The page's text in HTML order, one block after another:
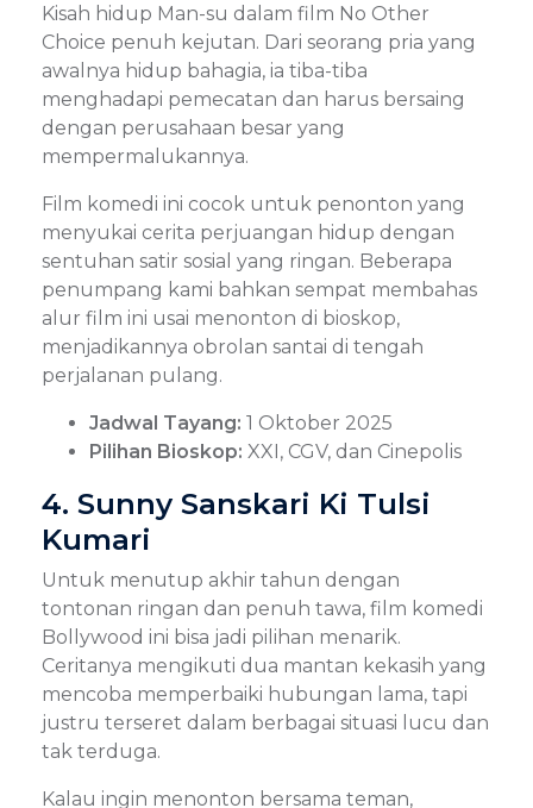
Kisah hidup Man-su dalam film No Other
Choice penuh kejutan. Dari seorang pria yang
awalnya hidup bahagia, ia tiba-tiba
menghadapi pemecatan dan harus bersaing
dengan perusahaan besar yang
mempermalukannya.
Film komedi ini cocok untuk penonton yang
menyukai cerita perjuangan hidup dengan
sentuhan satir sosial yang ringan. Beberapa
penumpang kami bahkan sempat membahas
alur film ini usai menonton di bioskop,
menjadikannya obrolan santai di tengah
perjalanan pulang.
Jadwal Tayang: 1 Oktober 2025
Pilihan Bioskop: XXI, CGV, dan Cinepolis
4. Sunny Sanskari Ki Tulsi
Kumari
Untuk menutup akhir tahun dengan
tontonan ringan dan penuh tawa, film komedi
Bollywood ini bisa jadi pilihan menarik.
Ceritanya mengikuti dua mantan kekasih yang
mencoba memperbaiki hubungan lama, tapi
justru terseret dalam berbagai situasi lucu dan
tak terduga.
Kalau ingin menonton bersama teman,